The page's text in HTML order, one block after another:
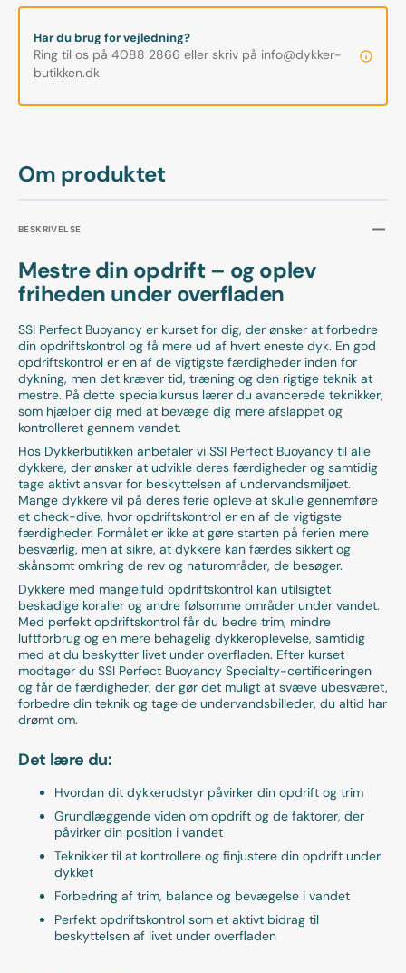
Om produktet
BESKRIVELSE
Mestre din opdrift – og oplev
friheden under overfladen
SSI Perfect Buoyancy er kurset for dig, der ønsker at forbedre
din opdriftskontrol og få mere ud af hvert eneste dyk. En god
opdriftskontrol er en af de vigtigste færdigheder inden for
dykning, men det kræver tid, træning og den rigtige teknik at
mestre. På dette specialkursus lærer du avancerede teknikker,
som hjælper dig med at bevæge dig mere afslappet og
kontrolleret gennem vandet.
Hos Dykkerbutikken anbefaler vi SSI Perfect Buoyancy til alle
dykkere, der ønsker at udvikle deres færdigheder og samtidig
tage aktivt ansvar for beskyttelsen af undervandsmiljøet.
Mange dykkere vil på deres ferie opleve at skulle gennemføre
et check-dive, hvor opdriftskontrol er en af de vigtigste
færdigheder. Formålet er ikke at gøre starten på ferien mere
besværlig, men at sikre, at dykkere kan færdes sikkert og
skånsomt omkring de rev og naturområder, de besøger.
Dykkere med mangelfuld opdriftskontrol kan utilsigtet
beskadige koraller og andre følsomme områder under vandet.
Med perfekt opdriftskontrol får du bedre trim, mindre
luftforbrug og en mere behagelig dykkeroplevelse, samtidig
med at du beskytter livet under overfladen. Efter kurset
modtager du SSI Perfect Buoyancy Specialty-certificeringen
og får de færdigheder, der gør det muligt at svæve ubesværet,
forbedre din teknik og tage de undervandsbilleder, du altid har
drømt om.
Det lære du:
Hvordan dit dykkerudstyr påvirker din opdrift og trim
Grundlæggende viden om opdrift og de faktorer, der
påvirker din position i vandet
Teknikker til at kontrollere og finjustere din opdrift under
dykket
Forbedring af trim, balance og bevægelse i vandet
Perfekt opdriftskontrol som et aktivt bidrag til
beskyttelsen af livet under overfladen
Har du brug for vejledning?
Ring til os på 4088 2866 eller skriv på info@dykker-
butikken.dk